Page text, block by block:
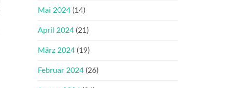
Mai 2024 (14)
April 2024 (21)
März 2024 (19)
Februar 2024 (26)